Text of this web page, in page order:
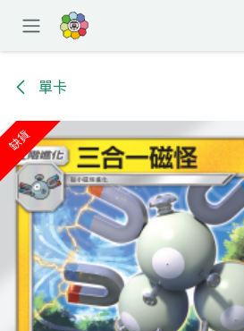
單卡
缺貨